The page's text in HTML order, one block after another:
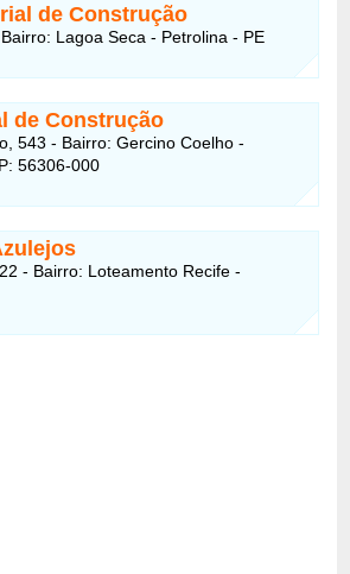
de Construção
Lagoa Seca - Petrolina - PE
de Construção
543 - Bairro: Gercino Coelho -
56306-000
- Bairro: Loteamento Recife -